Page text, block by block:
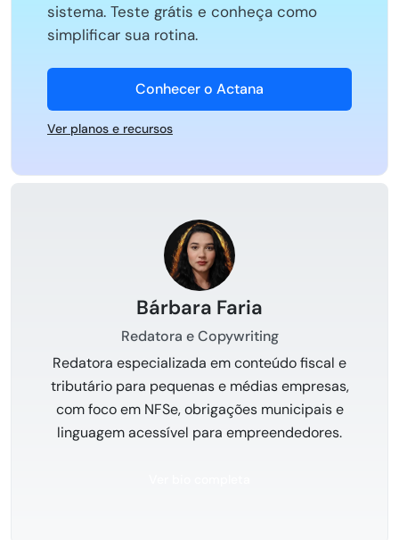
sistema. Teste grátis e conheça como
simplificar sua rotina.
Conhecer o Actana
Ver planos e recursos
Bárbara Faria
Redatora e Copywriting
Redatora especializada em conteúdo fiscal e
tributário para pequenas e médias empresas,
com foco em NFSe, obrigações municipais e
linguagem acessível para empreendedores.